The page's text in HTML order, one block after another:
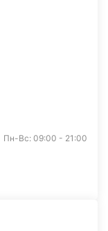
Пн-Вс: 09:00 - 21:00